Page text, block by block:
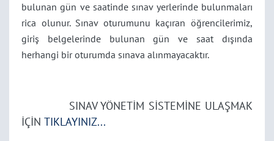
bulunan gün ve saatinde sınav yerlerinde bulunmaları
rica olunur. Sınav oturumunu kaçıran öğrencilerimiz,
giriş belgelerinde bulunan gün ve saat dışında
herhangi bir oturumda sınava alınmayacaktır.
SINAV YÖNETİM SİSTEMİNE ULAŞMAK
İÇİN TIKLAYINIZ...